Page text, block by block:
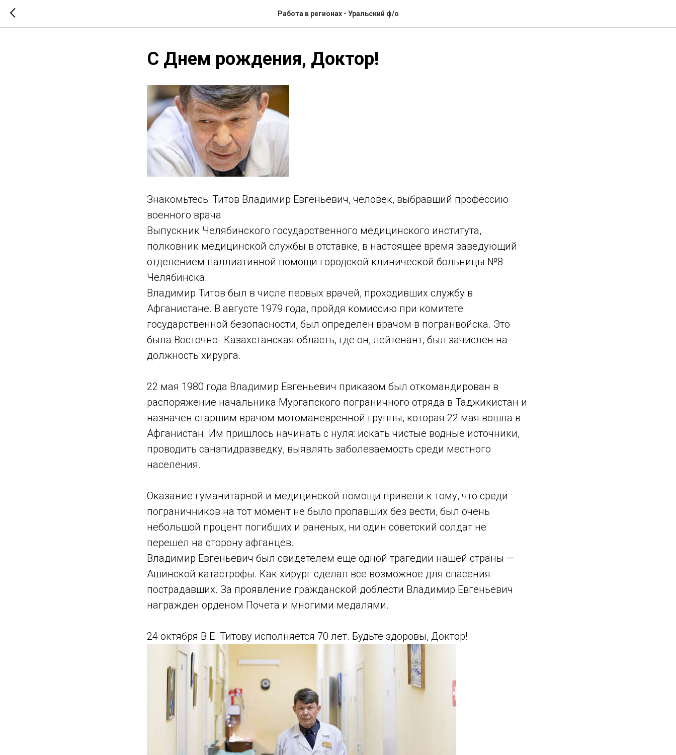
Работа в регионах - Уральский ф/о
С Днем рождения, Доктор!
Знакомьтесь: Титов Владимир Евгеньевич, человек, выбравший профессию
военного врача
Выпускник Челябинского государственного медицинского института,
полковник медицинской службы в отставке, в настоящее время заведующий
отделением паллиативной помощи городской клинической больницы №8
Челябинска.
Владимир Титов был в числе первых врачей, проходивших службу в
Афганистане. В августе 1979 года, пройдя комиссию при комитете
государственной безопасности, был определен врачом в погранвойска. Это
была Восточно- Казахстанская область, где он, лейтенант, был зачислен на
должность хирурга.
22 мая 1980 года Владимир Евгеньевич приказом был откомандирован в
распоряжение начальника Мургапского пограничного отряда в Таджикистан и
назначен старшим врачом мотоманевренной группы, которая 22 мая вошла в
Афганистан. Им пришлось начинать с нуля: искать чистые водные источники,
проводить санэпидразведку, выявлять заболеваемость среди местного
населения.
Оказание гуманитарной и медицинской помощи привели к тому, что среди
пограничников на тот момент не было пропавших без вести, был очень
небольшой процент погибших и раненых, ни один советский солдат не
перешел на сторону афганцев.
Владимир Евгеньевич был свидетелем еще одной трагедии нашей страны —
Ашинской катастрофы. Как хирург сделал все возможное для спасения
пострадавших. За проявление гражданской доблести Владимир Евгеньевич
награжден орденом Почета и многими медалями.
24 октября В.Е. Титову исполняется 70 лет. Будьте здоровы, Доктор!